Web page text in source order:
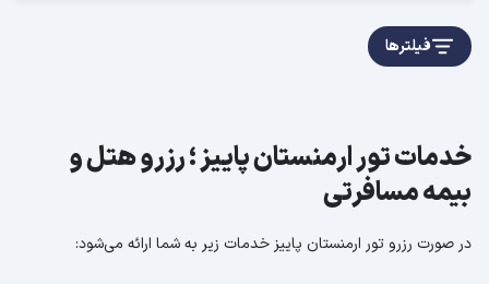
فیلترها
خدمات تور ارمنستان پاییز ؛ رزرو هتل و
بیمه مسافرتی
در صورت رزرو تور ارمنستان پاییز خدمات زیر به شما ارائه می‌شود: